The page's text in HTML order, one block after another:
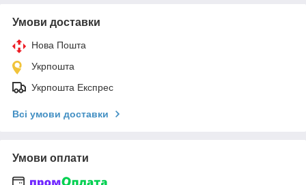
Умови доставки
Нова Пошта
Укрпошта
Укрпошта Експрес
Всі умови доставки
Умови оплати